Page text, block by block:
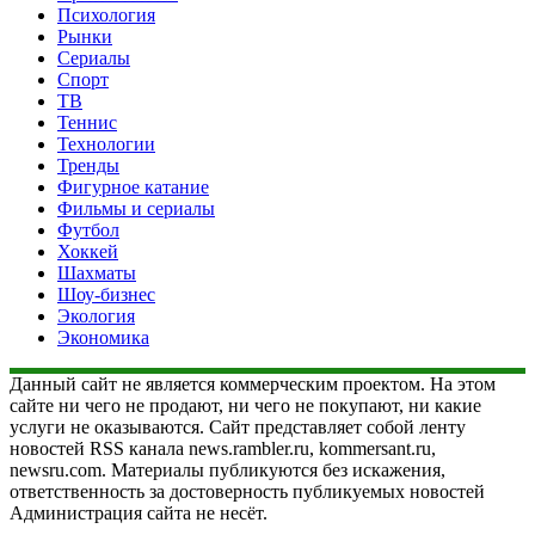
Психология
Рынки
Сериалы
Спорт
ТВ
Теннис
Технологии
Тренды
Фигурное катание
Фильмы и сериалы
Футбол
Хоккей
Шахматы
Шоу-бизнес
Экология
Экономика
Данный сайт не является коммерческим проектом. На этом
сайте ни чего не продают, ни чего не покупают, ни какие
услуги не оказываются. Сайт представляет собой ленту
новостей RSS канала news.rambler.ru, kommersant.ru,
newsru.com. Материалы публикуются без искажения,
ответственность за достоверность публикуемых новостей
Администрация сайта не несёт.